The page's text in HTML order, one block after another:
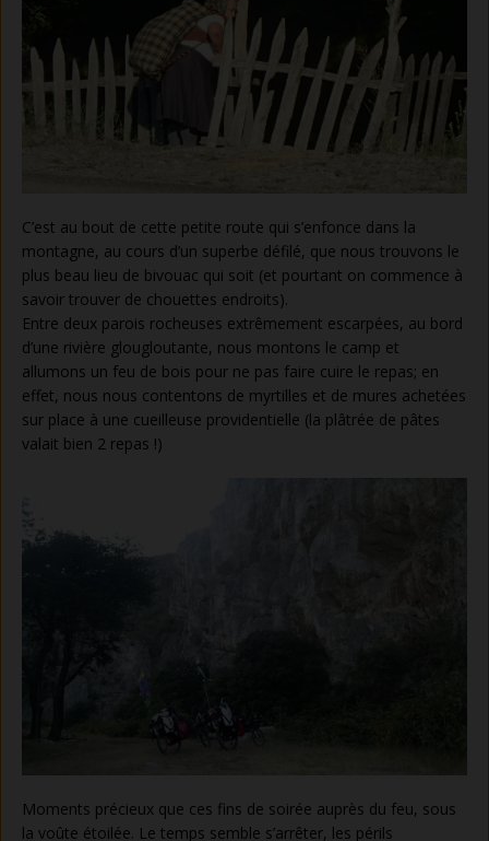
C’est au bout de cette petite route qui s’enfonce dans la
montagne, au cours d’un superbe défilé, que nous trouvons le
plus beau lieu de bivouac qui soit (et pourtant on commence à
savoir trouver de chouettes endroits).
Entre deux parois rocheuses extrêmement escarpées, au bord
d’une rivière glougloutante, nous montons le camp et
allumons un feu de bois pour ne pas faire cuire le repas; en
effet, nous nous contentons de myrtilles et de mures achetées
sur place à une cueilleuse providentielle (la plâtrée de pâtes
valait bien 2 repas !)
Moments précieux que ces fins de soirée auprès du feu, sous
la voûte étoilée. Le temps semble s’arrêter, les périls